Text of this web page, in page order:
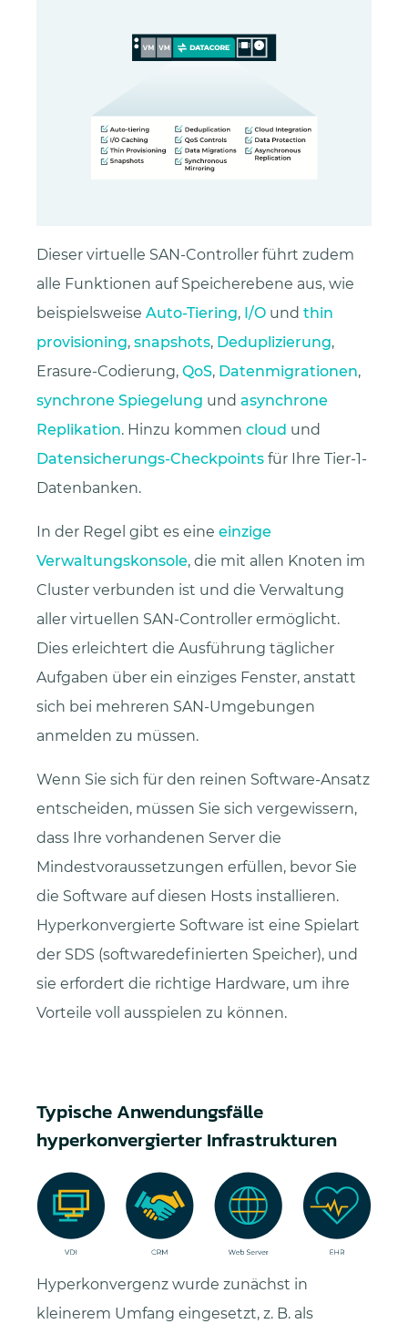
Dieser virtuelle SAN-Controller führt zudem
alle Funktionen auf Speicherebene aus, wie
beispielsweise Auto-Tiering, I/O und thin
provisioning, snapshots, Deduplizierung,
Erasure-Codierung, QoS, Datenmigrationen,
synchrone Spiegelung und asynchrone
Replikation. Hinzu kommen cloud und
Datensicherungs-Checkpoints für Ihre Tier-1-
Datenbanken.
In der Regel gibt es eine einzige
Verwaltungskonsole, die mit allen Knoten im
Cluster verbunden ist und die Verwaltung
aller virtuellen SAN-Controller ermöglicht.
Dies erleichtert die Ausführung täglicher
Aufgaben über ein einziges Fenster, anstatt
sich bei mehreren SAN-Umgebungen
anmelden zu müssen.
Wenn Sie sich für den reinen Software-Ansatz
entscheiden, müssen Sie sich vergewissern,
dass Ihre vorhandenen Server die
Mindestvoraussetzungen erfüllen, bevor Sie
die Software auf diesen Hosts installieren.
Hyperkonvergierte Software ist eine Spielart
der SDS (softwaredefinierten Speicher), und
sie erfordert die richtige Hardware, um ihre
Vorteile voll ausspielen zu können.
Typische Anwendungsfälle
hyperkonvergierter Infrastrukturen
Hyperkonvergenz wurde zunächst in
kleinerem Umfang eingesetzt, z. B. als